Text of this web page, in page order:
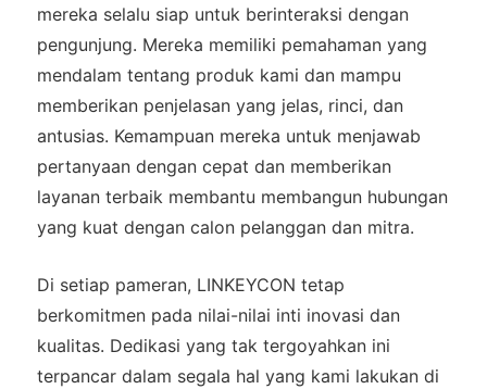
mereka selalu siap untuk berinteraksi dengan
pengunjung. Mereka memiliki pemahaman yang
mendalam tentang produk kami dan mampu
memberikan penjelasan yang jelas, rinci, dan
antusias. Kemampuan mereka untuk menjawab
pertanyaan dengan cepat dan memberikan
layanan terbaik membantu membangun hubungan
yang kuat dengan calon pelanggan dan mitra.
Di setiap pameran, LINKEYCON tetap
berkomitmen pada nilai-nilai inti inovasi dan
kualitas. Dedikasi yang tak tergoyahkan ini
terpancar dalam segala hal yang kami lakukan di